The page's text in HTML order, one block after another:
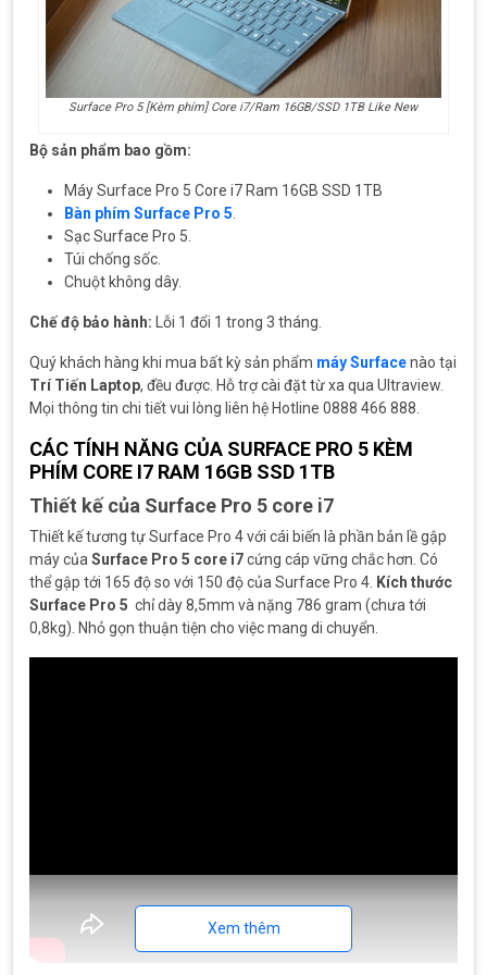
Surface Pro 5 [Kèm phím] Core i7/Ram 16GB/SSD 1TB Like New
Bộ sản phẩm bao gồm:
Máy Surface Pro 5 Core i7 Ram 16GB SSD 1TB
Bàn phím Surface Pro 5.
Sạc Surface Pro 5.
Túi chống sốc.
Chuột không dây.
Chế độ bảo hành: Lỗi 1 đổi 1 trong 3 tháng.
Quý khách hàng khi mua bất kỳ sản phẩm máy Surfacenào tại
Trí Tiến Laptop, đều được. Hỗ trợ cài đặt từ xa qua Ultraview.
Mọi thông tin chi tiết vui lòng liên hệ Hotline 0888 466 888.
CÁC TÍNH NĂNG CỦA SURFACE PRO 5 KÈM
PHÍM CORE I7 RAM 16GB SSD 1TB
Thiết kế của Surface Pro 5 core i7
Thiết kế tương tự Surface Pro 4 với cái biến là phần bản lề gập
máy củaSurface Pro 5 core i7cứng cáp vững chắc hơn. Có
thể gập tới 165 độ so với 150 độ của Surface Pro 4. Kích thước
Surface Pro 5 chỉ dày 8,5mm và nặng 786 gram (chưa tới
0,8kg). Nhỏ gọn thuận tiện cho việc mang di chuyển.
Xem thêm